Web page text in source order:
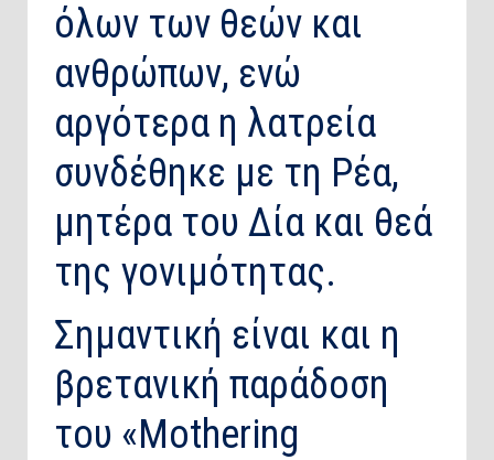
όλων των θεών και
ανθρώπων, ενώ
αργότερα η λατρεία
συνδέθηκε με τη Ρέα,
μητέρα του Δία και θεά
της γονιμότητας.
Σημαντική είναι και η
βρετανική παράδοση
του «Mothering